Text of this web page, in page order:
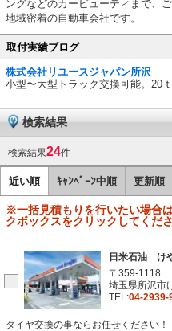
ングなどのカービューティまで、
地域密着の自動車会社です。
取付実績ブログ
株式会社リユースジャパン所沢
小型〜大型トラック交換可能。20
検索結果
検索結果24件
近い順 ｷｬﾝﾍﾟｰﾝ中順 更新順
※一括見積もりを行いたい場合
クボックスをクリックしてくださ
日米石油 け
〒359-1118
埼玉県所沢市
TEL:04-2939-
タイヤ交換の事ならお任せください！